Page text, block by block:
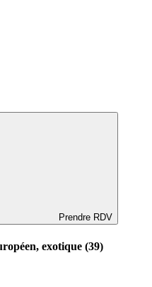
Prendre RDV
exotique (39)